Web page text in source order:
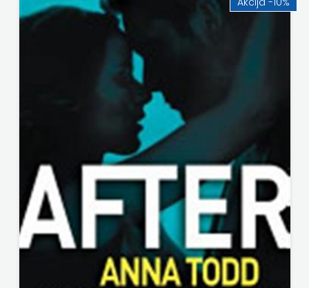
FREE
VORTO
PALABRA
ZNANJE